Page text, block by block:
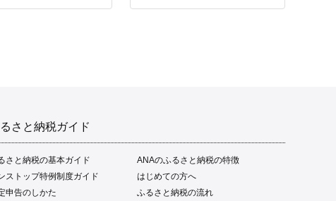
フト 贈答品 人気 返礼品 ふ
さと納税ガイド
さと納税の基本ガイド
ANAのふるさと納税の特徴
ストップ特例制度ガイド
はじめての方へ
申告のしかた
ふるさと納税の流れ